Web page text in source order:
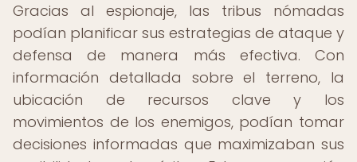
Gracias al espionaje, las tribus nómadas
podían planificar sus estrategias de ataque y
defensa de manera más efectiva. Con
información detallada sobre el terreno, la
ubicación de recursos clave y los
movimientos de los enemigos, podían tomar
decisiones informadas que maximizaban sus